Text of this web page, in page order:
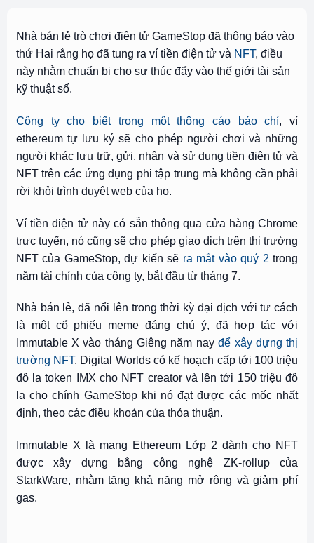
Nhà bán lẻ trò chơi điện tử GameStop đã thông báo vào
thứ Hai rằng họ đã tung ra ví tiền điện tử và NFT, điều
này nhằm chuẩn bị cho sự thúc đẩy vào thế giới tài sản
kỹ thuật số.
Công ty cho biết trong một thông cáo báo chí, ví
ethereum tự lưu ký sẽ cho phép người chơi và những
người khác lưu trữ, gửi, nhận và sử dụng tiền điện tử và
NFT trên các ứng dụng phi tập trung mà không cần phải
rời khỏi trình duyệt web của họ.
Ví tiền điện tử này có sẵn thông qua cửa hàng Chrome
trực tuyến, nó cũng sẽ cho phép giao dịch trên thị trường
NFT của GameStop, dự kiến ​​sẽ ra mắt vào quý 2 trong
năm tài chính của công ty, bắt đầu từ tháng 7.
Nhà bán lẻ, đã nổi lên trong thời kỳ đại dịch với tư cách
là một cổ phiếu meme đáng chú ý, đã hợp tác với
Immutable X vào tháng Giêng năm nayđể xây dựng thị
trường NFT. Digital Worlds có kế hoạch cấptới 100 triệu
đô la token IMX cho NFT creator và lên tới 150 triệu đô
la cho chính GameStop khi nó đạt được các mốc nhất
định, theo các điều khoản của thỏa thuận.
Immutable X là mạng Ethereum Lớp 2 dành cho NFT
được xây dựng bằng công nghệ ZK-rollup của
StarkWare, nhằm tăng khả năng mở rộng và giảm phí
gas.